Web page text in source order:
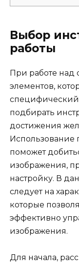
Выбор
работы
При работе над
элементов,
специфический
подбирать
достижения
Использование
поможет
изображения,
настройку. В
следует на
которые
эффективно
изображения.
Для начала,